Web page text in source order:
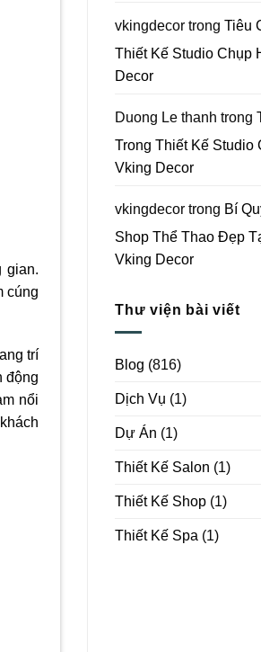
gian.
cúng
trí
động
nổi
vkingdecor trong Tiêu
Thiết Kế Studio Chụp
Decor
Duong Le thanh trong
Trong Thiết Kế Studio
Vking Decor
vkingdecor trong Bí
Shop Thể Thao Đẹp
Vking Decor
Thư viện bài viết
Blog (816)
Dịch Vụ (1)
Dự Án (1)
Thiết Kế Salon (1)
Thiết Kế Shop (1)
Thiết Kế Spa (1)